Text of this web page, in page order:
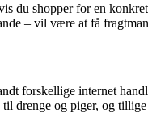
du shopper for en
– vil være at få
forskellige internet
drenge og piger, og